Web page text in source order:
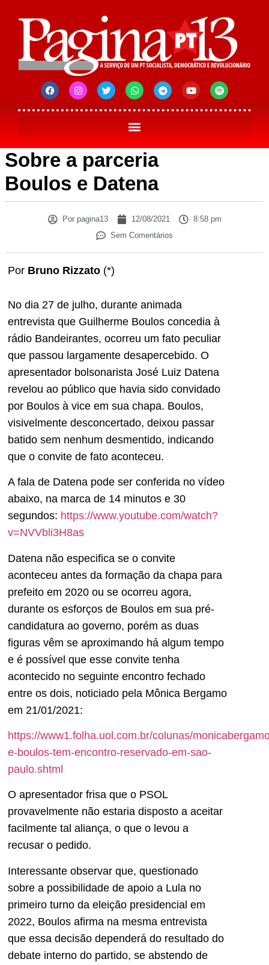
Sobre a parceria
Boulos e Datena
Porpagina13 12/08/2021
8:58 pm
Sem Comentários
Por Bruno Rizzato (*)
No dia 27 de julho, durante animada
entrevista que Guilherme Boulos concedia à
rádio Bandeirantes, ocorreu um fato peculiar
que passou largamente desapercebido. O
apresentador bolsonarista José Luiz Datena
revelou ao público que havia sido convidado
por Boulos à vice em sua chapa. Boulos,
visivelmente desconcertado, deixou passar
batido sem nenhum desmentido, indicando
que o convite de fato aconteceu.
A fala de Datena pode ser conferida no vídeo
abaixo, na marca de 14 minutos e 30
segundos: https://www.youtube.com/watch?
v=NVVbli3H8as
Datena não especifica se o convite
aconteceu antes da formação da chapa para
prefeito em 2020 ou se ocorreu agora,
durante os esforços de Boulos em sua pré-
candidatura ao governo, porém as duas
figuras vêm se aproximando há algum tempo
e é possível que esse convite tenha
acontecido no seguinte encontro fechado
entre os dois, noticiado pela Mônica Bergamo
em 21/01/2021:
https://www1.folha.uol.com.br/colunas/
e-boulos-tem-encontro-reservado-em-sao-
paulo.shtml
O apresentador frisa que o PSOL
provavelmente não estaria disposto a aceitar
facilmente tal aliança, o que o levou a
recusar o pedido.
Interessante observar que, questionado
sobre a possibilidade de apoio a Lula no
primeiro turno da eleição presidencial em
2022, Boulos afirma na mesma entrevista
que essa decisão dependerá do resultado do
debate interno do partido, se abstendo de